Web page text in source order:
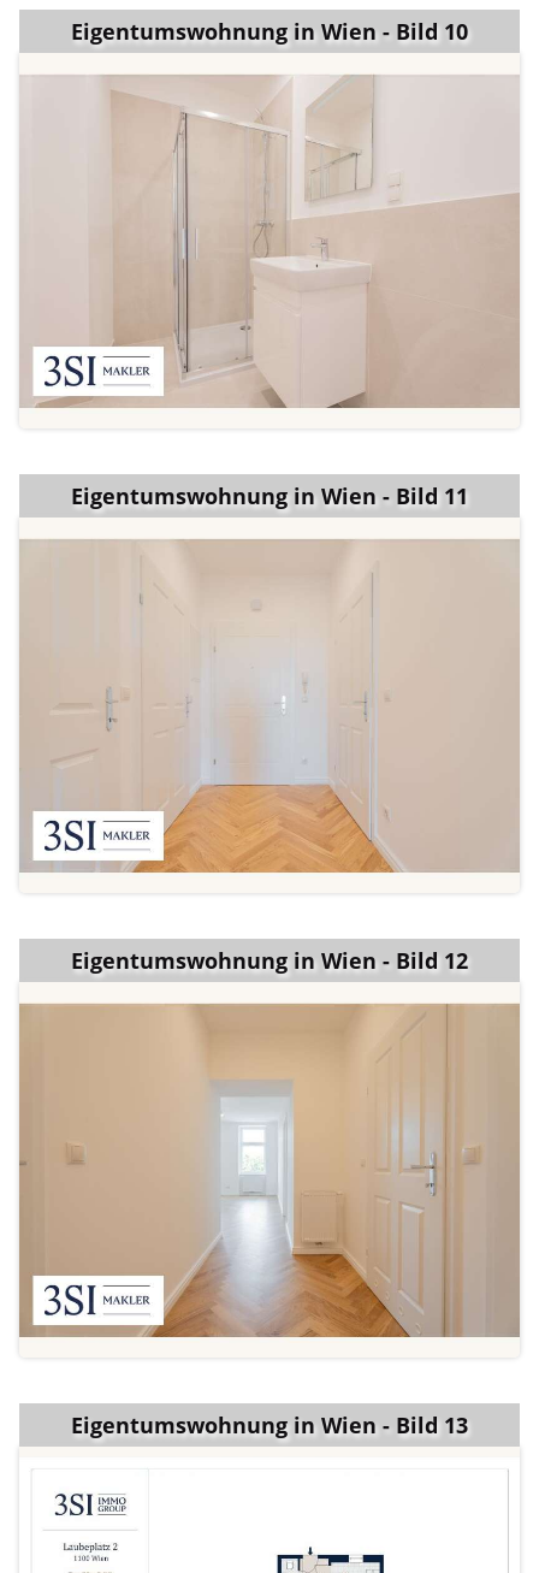
Eigentumswohnung in Wien - Bild 10
Eigentumswohnung in Wien - Bild 11
Eigentumswohnung in Wien - Bild 12
Eigentumswohnung in Wien - Bild 13